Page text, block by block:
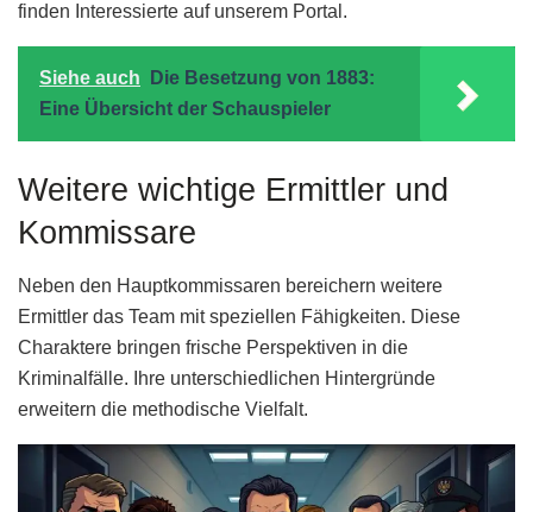
finden Interessierte auf unserem Portal.
Siehe auch
Die Besetzung von 1883:
Eine Übersicht der Schauspieler
Weitere wichtige Ermittler und
Kommissare
Neben den Hauptkommissaren bereichern weitere
Ermittler das Team mit speziellen Fähigkeiten. Diese
Charaktere bringen frische Perspektiven in die
Kriminalfälle. Ihre unterschiedlichen Hintergründe
erweitern die methodische Vielfalt.